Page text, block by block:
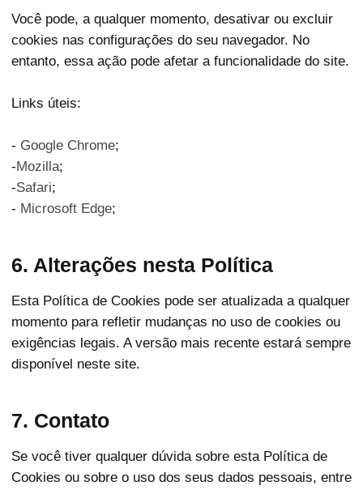
Você pode, a qualquer momento, desativar ou excluir
cookies nas configurações do seu navegador. No
entanto, essa ação pode afetar a funcionalidade do site.
Links úteis:
- Google Chrome;
-Mozilla;
-Safari;
- Microsoft Edge;
6. Alterações nesta Política
Esta Política de Cookies pode ser atualizada a qualquer
momento para refletir mudanças no uso de cookies ou
exigências legais. A versão mais recente estará sempre
disponível neste site.
7. Contato
Se você tiver qualquer dúvida sobre esta Política de
Cookies ou sobre o uso dos seus dados pessoais, entre